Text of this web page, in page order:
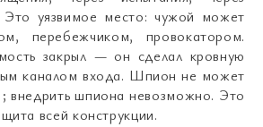
Это уязвимое место: чужой может
перебежчиком, провокатором.
закрыл — он сделал кровную
каналом входа. Шпион не может
внедрить шпиона невозможно. Это
всей конструкции.